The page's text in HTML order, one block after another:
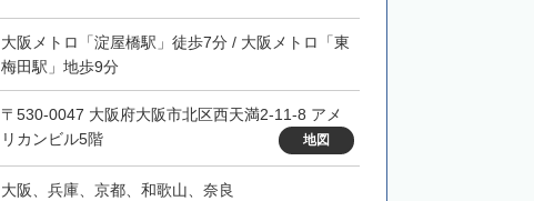
大阪メトロ「淀屋橋駅」徒歩7分 / 大阪メトロ「東
梅田駅」地歩9分
〒530-0047 大阪府大阪市北区西天満2-11-8 アメ
リカンビル5階
地図
大阪、兵庫、京都、和歌山、奈良